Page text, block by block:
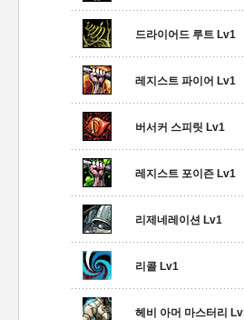
드라이어드 루트 Lv1
레지스트 파이어 Lv1
버서커 스피릿 Lv1
레지스트 포이즌 Lv1
리제네레이션 Lv1
리콜 Lv1
헤비 아머 마스터리